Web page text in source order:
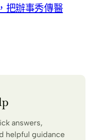
把辦事秀傳醫
answers,
helpful guidance